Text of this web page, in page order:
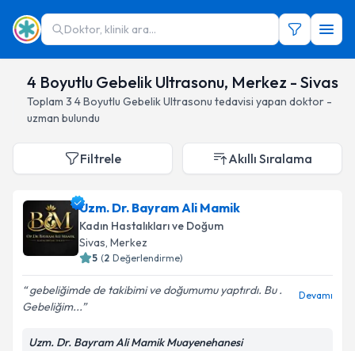
Doktor, klinik ara...
4 Boyutlu Gebelik Ultrasonu, Merkez - Sivas
Toplam 3 4 Boyutlu Gebelik Ultrasonu tedavisi yapan doktor -
uzman bulundu
Filtrele Akıllı Sıralama
Uzm. Dr. Bayram Ali Mamik
Kadın Hastalıkları ve Doğum
Sivas, Merkez
5 (2 Değerlendirme)
gebeliğimde de takibimi ve doğumumu yaptırdı. Bu .
Gebeliğim...
Devamı
Uzm. Dr. Bayram Ali Mamik Muayenehanesi